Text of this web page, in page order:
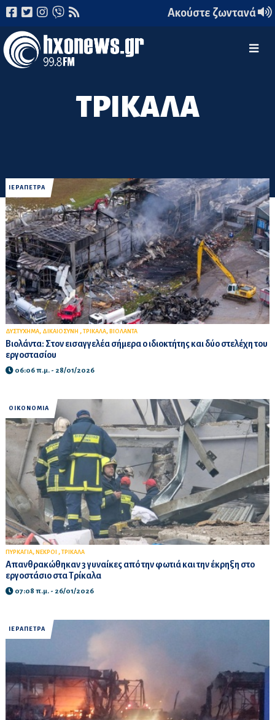
Ακούστε ζωντανά
ΤΡΙΚΑΛΑ
ΙΕΡΑΠΕΤΡΑ
ΔΥΣΤΥΧΗΜΑ, ΔΙΚΑΙΟΣΥΝΗ , ΤΡΙΚΑΛΑ, ΒΙΟΛΑΝΤΑ
Βιολάντα: Στον εισαγγελέα σήμερα ο ιδιοκτήτης και δύο στελέχη του
εργοστασίου
06:06 π.μ. - 28/01/2026
ΟΙΚΟΝΟΜΙΑ
ΠΥΡΚΑΓΙΑ, ΝΕΚΡΟΙ , ΤΡΙΚΑΛΑ
Απανθρακώθηκαν 3 γυναίκες από την φωτιά και την έκρηξη στο
εργοστάσιο στα Τρίκαλα
07:08 π.μ. - 26/01/2026
ΙΕΡΑΠΕΤΡΑ